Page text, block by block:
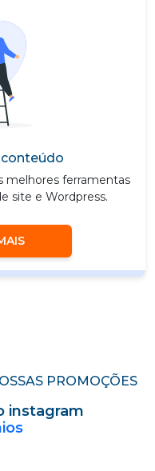
melhores ferramentas
site e Wordpress.
PROMOÇÕES
instagram